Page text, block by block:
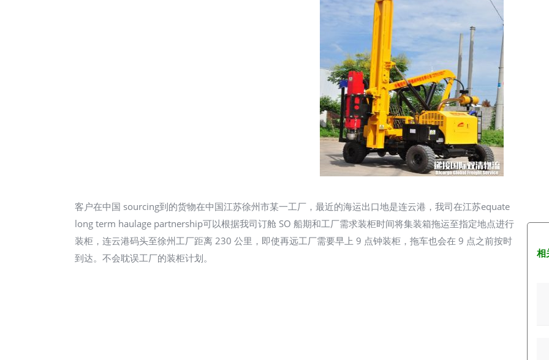
客户在中国 sourcing到的货物在中国江苏徐州市某一工厂，最近的海运出口地是连云港，我司在江苏equate
long term haulage partnership可以根据我司订舱 SO 船期和工厂需求装柜时间将集装箱拖运至指定地点进行
装柜，连云港码头至徐州工厂距离 230 公里，即使再远工厂需要早上 9 点钟装柜，拖车也会在 9 点之前按时
到达。不会耽误工厂的装柜计划。
相